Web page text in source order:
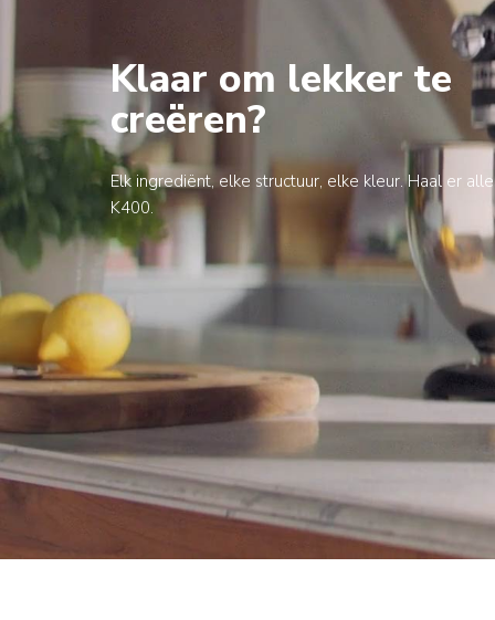
Klaar om lekker te
creëren?
Elk ingrediënt, elke structuur, elke kleur. Haal er
K400.